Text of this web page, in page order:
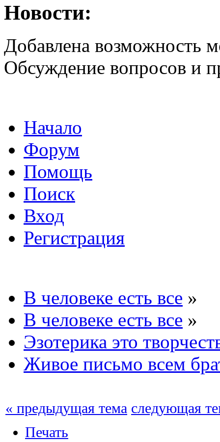
Новости:
Добавлена возможность
Обсуждение вопросов и
Начало
Форум
Помощь
Поиск
Вход
Регистрация
В человеке есть все »
В человеке есть все »
Эзотерика это
Живое письмо всем
« предыдущая тема следующая
Печать